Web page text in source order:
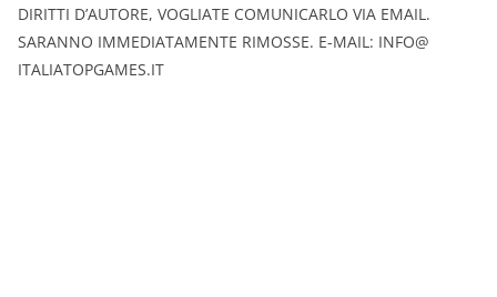
DIRITTI D’AUTORE, VOGLIATE COMUNICARLO VIA EMAIL.
SARANNO IMMEDIATAMENTE RIMOSSE. E-MAIL: INFO@
ITALIATOPGAMES.IT